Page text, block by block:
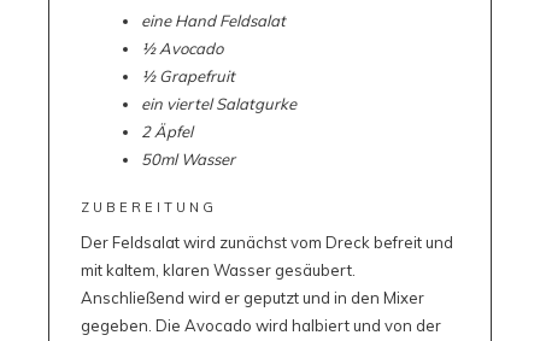
eine Hand Feldsalat
½ Avocado
½ Grapefruit
ein viertel Salatgurke
2 Äpfel
50ml Wasser
ZUBEREITUNG
Der Feldsalat wird zunächst vom Dreck befreit und
mit kaltem, klaren Wasser gesäubert.
Anschließend wird er geputzt und in den Mixer
gegeben. Die Avocado wird halbiert und von der